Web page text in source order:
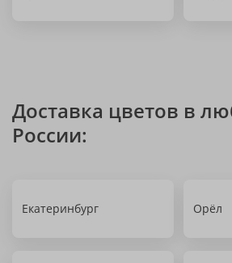
Доставка цветов в
России:
Екатеринбург Орёл